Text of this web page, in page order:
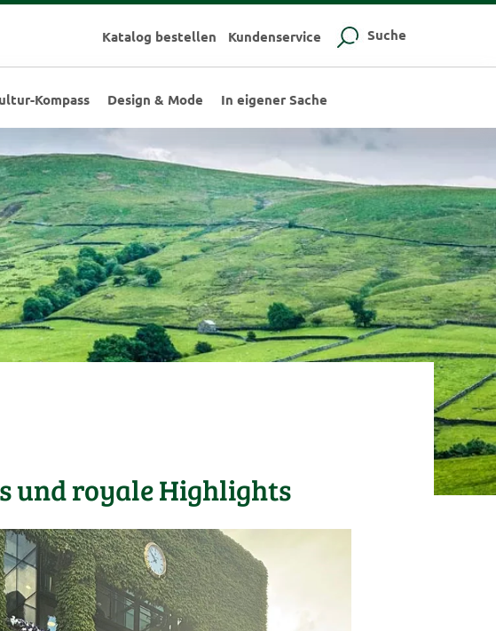
Katalog bestellen Kundenservice Suche
Kompass Design & Mode In eigener Sache
und royale Highlights